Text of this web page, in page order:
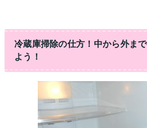
冷蔵庫掃除の仕方！中から外ま
よう！